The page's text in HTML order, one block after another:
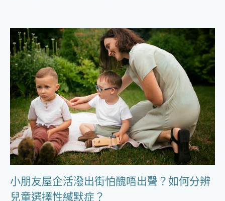
小朋友屋企活潑出街怕醜唔出聲？如何分辨
兒童選擇性緘默症？